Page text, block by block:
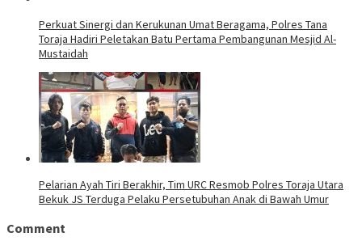
Perkuat Sinergi dan Kerukunan Umat Beragama, Polres Tana
Toraja Hadiri Peletakan Batu Pertama Pembangunan Mesjid Al-
Mustaidah
Pelarian Ayah Tiri Berakhir, Tim URC Resmob Polres Toraja Utara
Bekuk JS Terduga Pelaku Persetubuhan Anak di Bawah Umur
Comment